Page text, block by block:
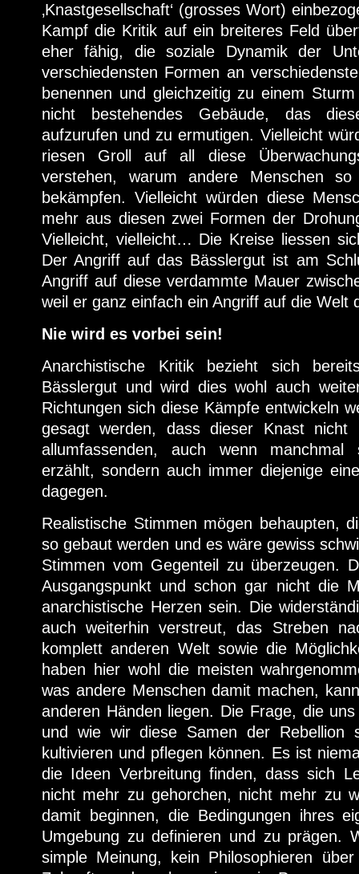
‚Knastgesellschaft‘ (grosses Wort)
Kampf die Kritik auf ein breiteres Feld
eher fähig, die soziale Dynamik der
verschiedensten Formen an
benennen und gleichzeitig zu einem
nicht bestehendes Gebäude, das
aufzurufen und zu ermutigen. Vielleicht
riesen Groll auf all diese
verstehen, warum andere Menschen
bekämpfen. Vielleicht würden diese
mehr aus diesen zwei Formen der
Vielleicht, vielleicht… Die Kreise liessen
Der Angriff auf das Bässlergut ist am
Angriff auf diese verdammte Mauer
weil er ganz einfach ein Angriff auf die Welt
Nie wird es vorbei sein!
Anarchistische Kritik bezieht sich
Bässlergut und wird dies wohl auch
Richtungen sich diese Kämpfe entwickeln
gesagt werden, dass dieser Knast nicht
allumfassenden, auch wenn manchmal
erzählt, sondern auch immer diejenige
dagegen.
Realistische Stimmen mögen behaupten,
so gebaut werden und es wäre gewiss
Stimmen vom Gegenteil zu überzeugen.
Ausgangspunkt und schon gar nicht die
anarchistische Herzen sein. Die
auch weiterhin verstreut, das Streben
komplett anderen Welt sowie die
haben hier wohl die meisten
was andere Menschen damit machen,
anderen Händen liegen. Die Frage, die
und wie wir diese Samen der Rebellion
kultivieren und pflegen können. Es ist
die Ideen Verbreitung finden, dass sich
nicht mehr zu gehorchen, nicht mehr zu
damit beginnen, die Bedingungen ihres
Umgebung zu definieren und zu prägen.
simple Meinung, kein Philosophieren